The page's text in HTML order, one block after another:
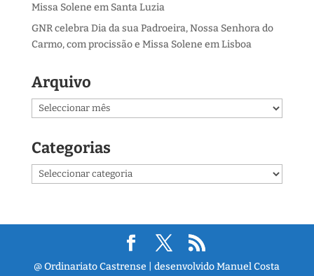
Missa Solene em Santa Luzia
GNR celebra Dia da sua Padroeira, Nossa Senhora do
Carmo, com procissão e Missa Solene em Lisboa
Arquivo
Arquivo
Categorias
Categorias
@ Ordinariato Castrense | desenvolvido Manuel Costa